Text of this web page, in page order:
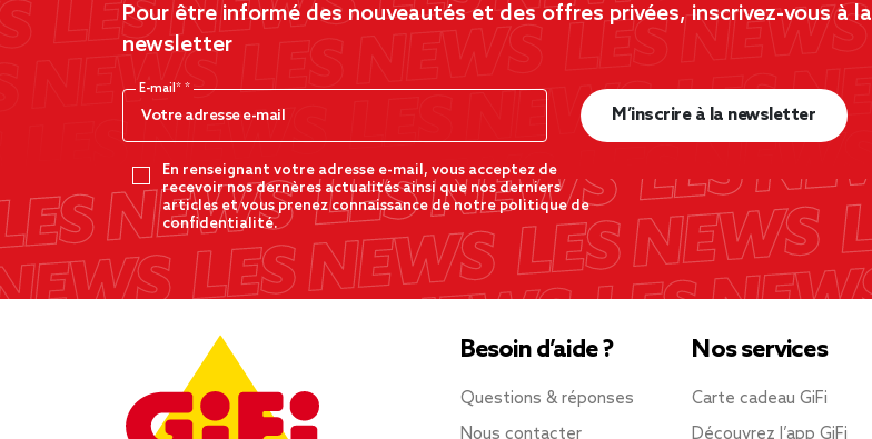
Pour être informé des nouveautés et des offres privées, inscrivez-vous à la
newsletter
E-mail*
En renseignant votre adresse e-mail, vous acceptez de
recevoir nos dernères actualités ainsi que nos derniers
articles et vous prenez connaissance de notre politique de
confidentialité.
M’inscrire à la newsletter
Besoin d’aide ?
Questions & réponses
Nous contacter
Nos services
Carte cadeau GiFi
Découvrez l’app GiFi